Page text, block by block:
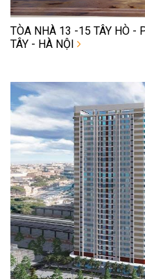
TÒA NHÀ 13 -15 TÂY HÒ -
TÂY - HÀ NỘI